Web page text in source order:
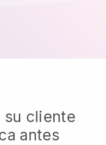
su cliente
antes